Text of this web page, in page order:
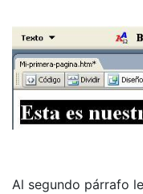
Al segundo párrafo